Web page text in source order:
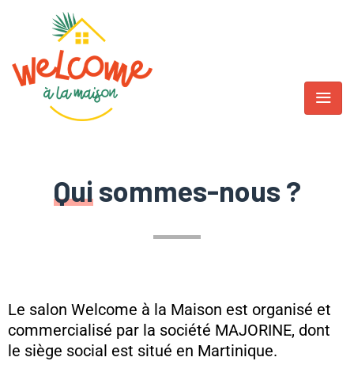
Quisommes-nous ?
Le salon Welcome à la Maison est organisé et
commercialisé par la société MAJORINE, dont
le siège social est situé en Martinique.